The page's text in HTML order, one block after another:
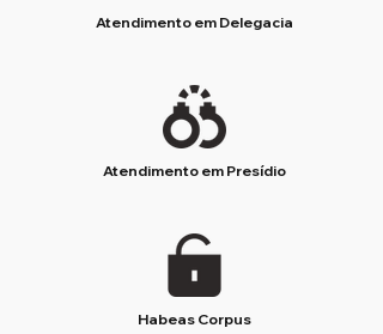
Atendimento em Delegacia
Atendimento em Presídio
Habeas Corpus